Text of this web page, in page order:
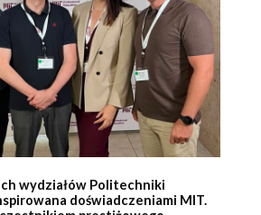
wydziałów Politechniki
doświadczeniami MIT.